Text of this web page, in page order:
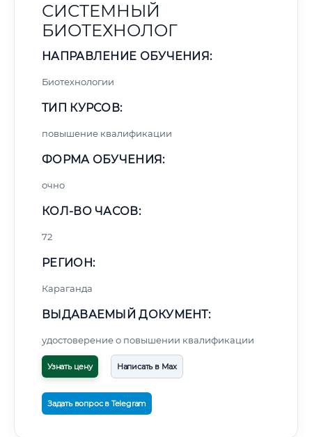
СИСТЕМНЫЙ
БИОТЕХНОЛОГ
НАПРАВЛЕНИЕ ОБУЧЕНИЯ:
Биотехнологии
ТИП КУРСОВ:
повышение квалификации
ФОРМА ОБУЧЕНИЯ:
очно
КОЛ-ВО ЧАСОВ:
72
РЕГИОН:
Караганда
ВЫДАВАЕМЫЙ ДОКУМЕНТ:
удостоверение о повышении квалификации
Узнать цену Написать в Max
Задать вопрос в Telegram